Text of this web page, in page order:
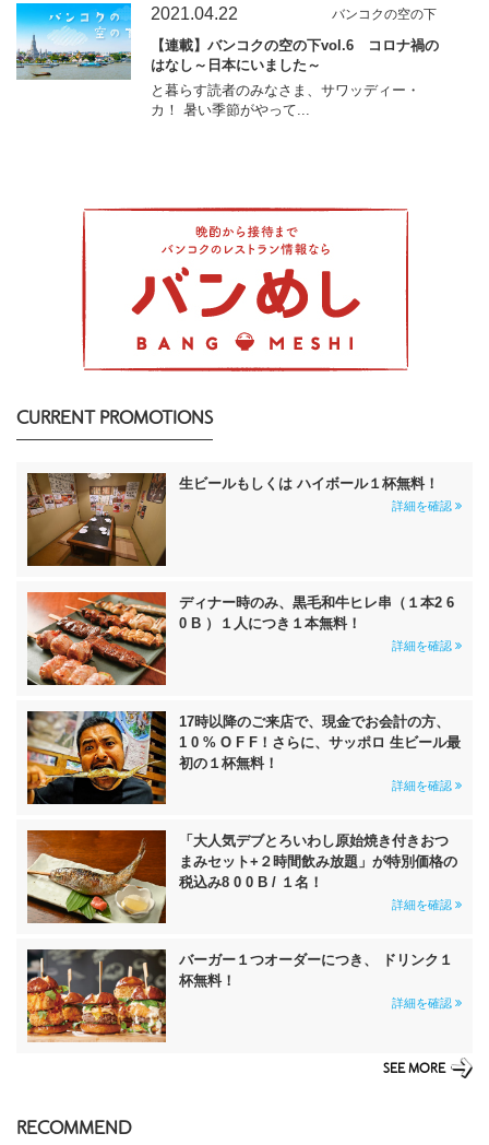
2021.04.22 バンコクの空の下
【連載】バンコクの空の下vol.6 コロナ禍の
はなし～日本にいました～
と暮らす読者のみなさま、サワッディー・
カ！ 暑い季節がやって...
CURRENT PROMOTIONS
生ビールもしくは ハイボール１杯無料！
詳細を確認
ディナー時のみ、黒毛和牛ヒレ串（１本2 6
0 B ）１人につき１本無料！
詳細を確認
17時以降のご来店で、現金でお会計の方、
1 0 % O F F！さらに、サッポロ 生ビール最
初の１杯無料！
詳細を確認
「大人気デブとろいわし原始焼き付きおつ
まみセット+２時間飲み放題」が特別価格の
税込み8 0 0 B / １名！
詳細を確認
バーガー１つオーダーにつき、 ドリンク１
杯無料！
詳細を確認
SEE MORE
RECOMMEND